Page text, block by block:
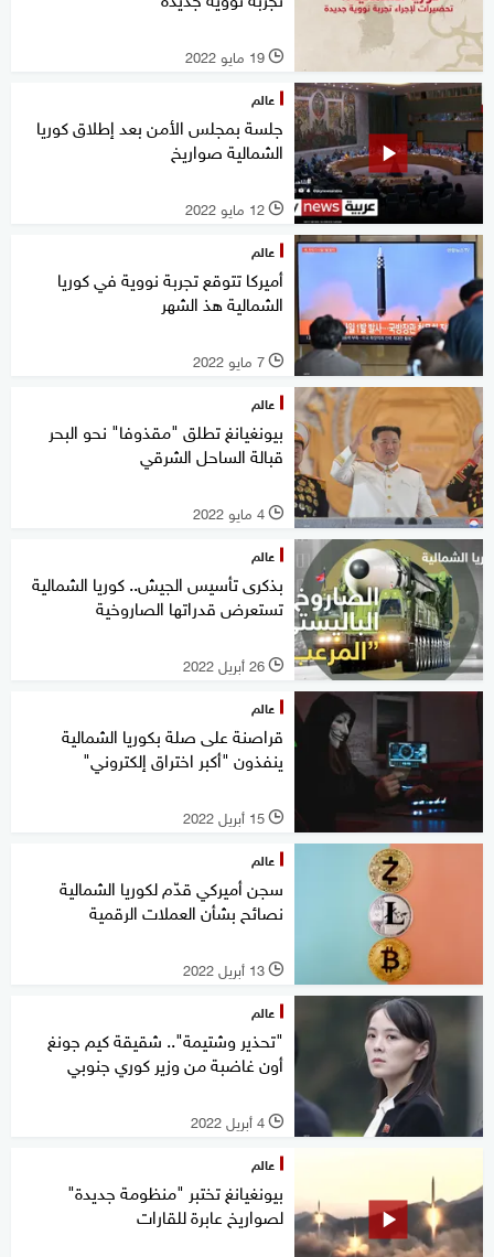
l 19 مايو 2022
عالم
جلسة بمجلس الأمن بعد إطلاق كوريا
الشمالية صواريخ
l 12 مايو 2022
عالم
أميركا تتوقع تجربة نووية في كوريا
الشمالية هذ الشهر
l 7 مايو 2022
عالم
بيونغيانغ تطلق "مقذوفا" نحو البحر
قبالة الساحل الشرقي
l 4 مايو 2022
عالم
بذكرى تأسيس الجيش.. كوريا الشمالية
تستعرض قدراتها الصاروخية
l 26 أبريل 2022
عالم
قراصنة على صلة بكوريا الشمالية
ينفذون "أكبر اختراق إلكتروني"
l 15 أبريل 2022
عالم
سجن أميركي قدّم لكوريا الشمالية
نصائح بشأن العملات الرقمية
l 13 أبريل 2022
عالم
"تحذير وشتيمة".. شقيقة كيم جونغ
أون غاضبة من وزير كوري جنوبي
l 4 أبريل 2022
عالم
بيونغيانغ تختبر "منظومة جديدة"
لصواريخ عابرة للقارات